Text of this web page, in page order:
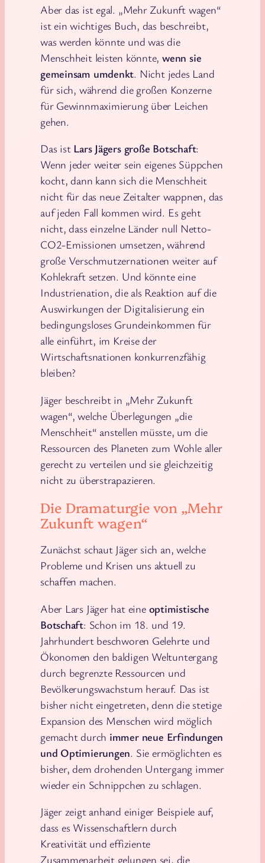
Aber das ist egal. „Mehr Zukunft wagen“
ist ein wichtiges Buch, das beschreibt,
was werden könnte und was die
Menschheit leisten könnte,wenn sie
gemeinsam umdenkt. Nicht jedes Land
für sich, während die großen Konzerne
für Gewinnmaximierung über Leichen
gehen.
Das ist Lars Jägers große Botschaft:
Wenn jeder weiter sein eigenes Süppchen
kocht, dann kann sich die Menschheit
nicht für das neue Zeitalter wappnen, das
auf jeden Fall kommen wird. Es geht
nicht, dass einzelne Länder null Netto-
CO2-Emissionen umsetzen, während
große Verschmutzernationen weiter auf
Kohlekraft setzen. Und könnte eine
Industrienation, die als Reaktion auf die
Auswirkungen der Digitalisierung ein
bedingungsloses Grundeinkommen für
alle einführt, im Kreise der
Wirtschaftsnationen konkurrenzfähig
bleiben?
Jäger beschreibt in „Mehr Zukunft
wagen“, welche Überlegungen „die
Menschheit“ anstellen müsste, um die
Ressourcen des Planeten zum Wohle aller
gerecht zu verteilen und sie gleichzeitig
nicht zu überstrapazieren.
Die Dramaturgie von „Mehr
Zukunft wagen“
Zunächst schaut Jäger sich an, welche
Probleme und Krisen uns aktuell zu
schaffen machen.
Aber Lars Jäger hat eine optimistische
Botschaft: Schon im 18. und 19.
Jahrhundert beschworen Gelehrte und
Ökonomen den baldigen Weltuntergang
durch begrenzte Ressourcen und
Bevölkerungswachstum herauf. Das ist
bisher nicht eingetreten, denn die stetige
Expansion des Menschen wird möglich
gemacht durch immer neue Erfindungen
und Optimierungen. Sie ermöglichten es
bisher, dem drohenden Untergang immer
wieder ein Schnippchen zu schlagen.
Jäger zeigt anhand einiger Beispiele auf,
dass es Wissenschaftlern durch
Kreativität und effiziente
Zusammenarbeit gelungen sei, die